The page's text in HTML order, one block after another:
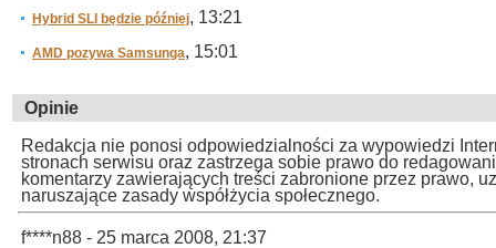
Hybrid SLI będzie później, 13:21
AMD pozywa Samsunga, 15:01
Opinie
Redakcja nie ponosi odpowiedzialności za wypowiedzi
stronach serwisu oraz zastrzega sobie prawo do
komentarzy zawierających treści zabronione przez prawo,
naruszające zasady współżycia społecznego.
f****n88 - 25 marca 2008, 21:37